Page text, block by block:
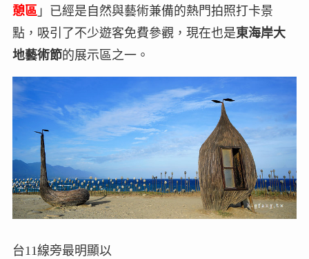
憩區」已經是自然與藝術兼備的熱門拍照打卡景
點，吸引了不少遊客免費參觀，現在也是東海岸大
地藝術節的展示區之一。
台11線旁最明顯以